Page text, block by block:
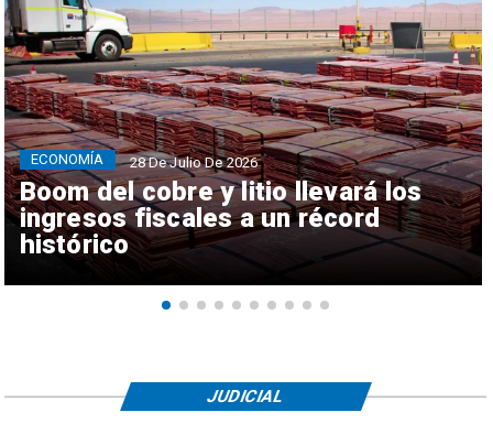
Boom del cobre y litio llevará los
ingresos fiscales a un récord
histórico
ECONOMÍA 28 De Julio De 2026
JUDICIAL